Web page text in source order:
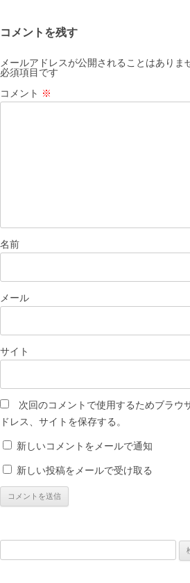
ョ
ン
コメントを残す
メールアドレスが公開されることはありま
必須項目です
コメント ※
名前
メール
サイト
次回のコメントで使用するためブラウ
ドレス、サイトを保存する。
新しいコメントをメールで通知
新しい投稿をメールで受け取る